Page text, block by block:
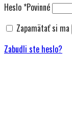
Heslo*Povinné
Zapamätať si ma
Zabudli ste heslo?